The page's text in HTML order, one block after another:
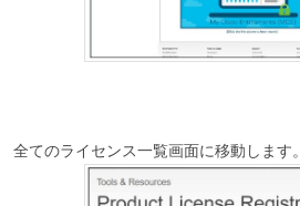
全てのライセンス一覧画面に移動します。